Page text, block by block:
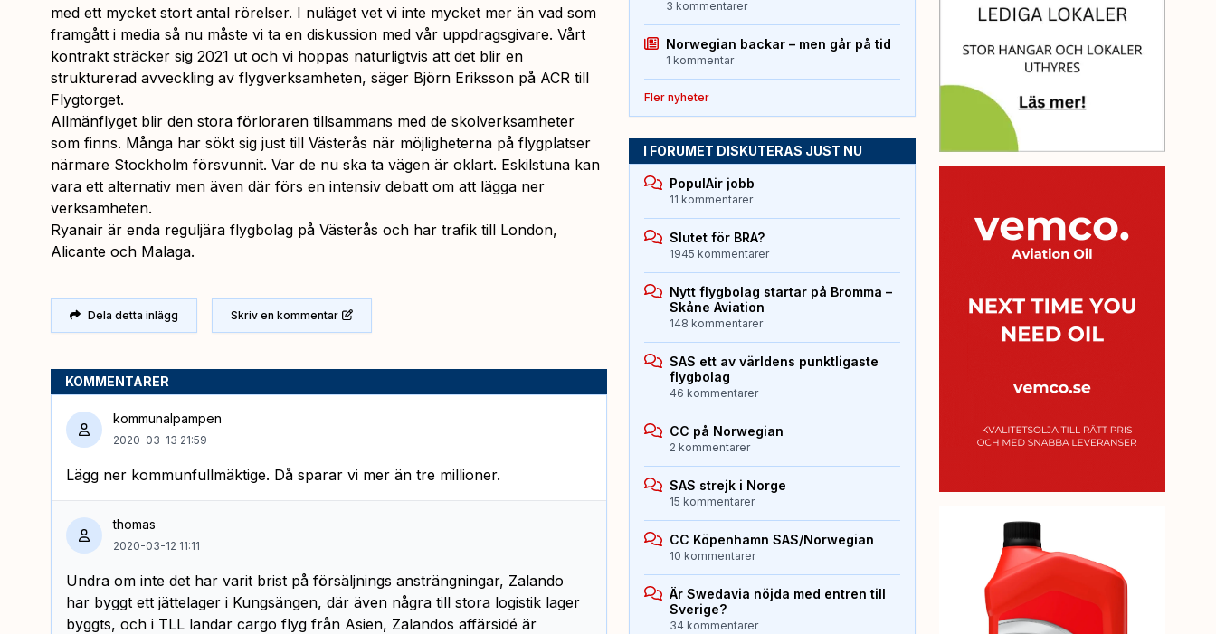
med ett mycket stort antal rörelser. I nuläget vet vi inte mycket mer än vad som
framgått i media så nu måste vi ta en diskussion med vår uppdragsgivare. Vårt
kontrakt sträcker sig 2021 ut och vi hoppas naturligtvis att det blir en
strukturerad avveckling av flygverksamheten, säger Björn Eriksson på ACR till
Flygtorget.
Allmänflyget blir den stora förloraren tillsammans med de skolverksamheter
som finns. Många har sökt sig just till Västerås när möjligheterna på flygplatser
närmare Stockholm försvunnit. Var de nu ska ta vägen är oklart. Eskilstuna kan
vara ett alternativ men även där förs en intensiv debatt om att lägga ner
verksamheten.
Ryanair är enda reguljära flygbolag på Västerås och har trafik till London,
Alicante och Malaga.
Dela detta inlägg Skriv en kommentar
KOMMENTARER
kommunalpampen
2020-03-13 21:59
Lägg ner kommunfullmäktige. Då sparar vi mer än tre millioner.
thomas
2020-03-12 11:11
Undra om inte det har varit brist på försäljnings ansträngningar, Zalando
har byggt ett jättelager i Kungsängen, där även några till stora logistik lager
byggts, och i TLL landar cargo flyg från Asien, Zalandos affärsidé är
3 kommentarer
Norwegian backar – men går på tid
1 kommentar
Fler nyheter
I FORUMET DISKUTERAS JUST NU
PopulAir jobb
11 kommentarer
Slutet för BRA?
1945 kommentarer
Nytt flygbolag startar på Bromma –
Skåne Aviation
148 kommentarer
SAS ett av världens punktligaste
flygbolag
46 kommentarer
CC på Norwegian
2 kommentarer
SAS strejk i Norge
15 kommentarer
CC Köpenhamn SAS/Norwegian
10 kommentarer
Är Swedavia nöjda med entren till
Sverige?
34 kommentarer